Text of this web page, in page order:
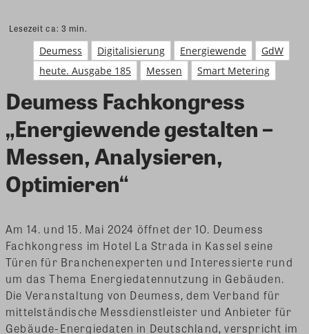
Lesezeit ca: 3 min.
Deumess Digitalisierung Energiewende
GdW
heute. Ausgabe 185
Messen Smart Metering
Deumess Fachkongress
„Energiewende gestalten –
Messen, Analysieren,
Optimieren“
Am 14. und 15. Mai 2024 öffnet der 10. Deumess
Fachkongress im Hotel La Strada in Kassel seine
Türen für Branchenexperten und Interessierte rund
um das Thema Energiedatennutzung in Gebäuden.
Die Veranstaltung von Deumess, dem Verband für
mittelständische Messdienstleister und Anbieter für
Gebäude-Energiedaten in Deutschland, verspricht im